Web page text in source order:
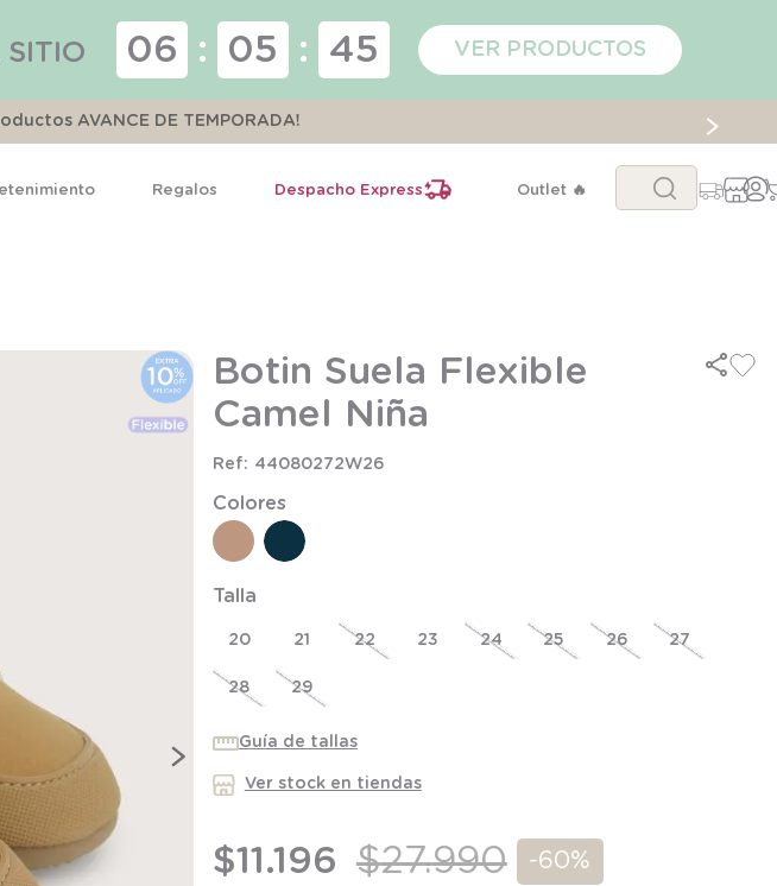
SITIO 06 : 05 : 45 VER PRODUCTOS
AVANCE DE TEMPORADA!
Regalos Despacho Express Outlet 🔥
Buscar...
Botin Suela Flexible
Camel Niña
44080272W26
Colores
Talla
20 21 22 23 24 25 26 27
28 29
Guía de tallas
Ver stock en tiendas
$11.196 $27.990 -60%
niño